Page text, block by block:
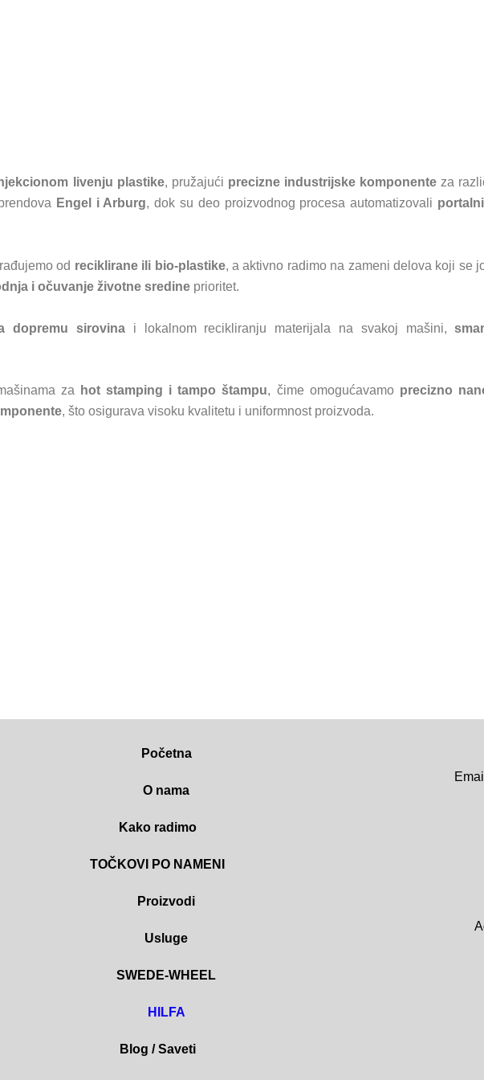
livenju plastike, pružajući precizne industrijske komponenteza
Engel i Arburg, dok su deo proizvodnog procesa automatizovali
od reciklirane ili bio-plastike, a aktivno radimo na zameni delova koji se
i očuvanje životne sredine prioritet.
dopremu sirovina i lokalnom recikliranju materijala na svakoj mašini,
za hot stamping i tampo štampu, čime omogućavamo precizno
, što osigurava visoku kvalitetu i uniformnost proizvoda.
Početna
O nama
Kako radimo
TOČKOVI PO NAMENI
Proizvodi
Usluge
SWEDE-WHEEL
HILFA
Blog / Saveti